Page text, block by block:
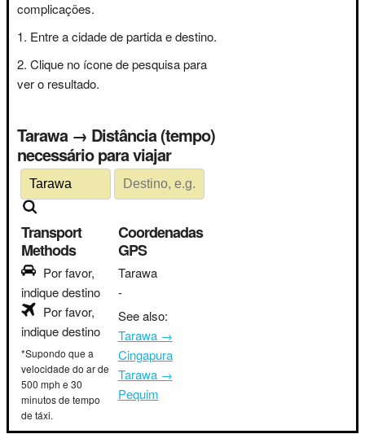
complicações.
Entre a cidade de partida e destino.
Clique no ícone de pesquisa para
ver o resultado.
Tarawa → Distância (tempo)
necessário para viajar
Transport
Methods
Por favor,
indique destino
Por favor,
indique destino
*Supondo que a
velocidade do ar de
500 mph e 30
minutos de tempo
de táxi.
Coordenadas
GPS
Tarawa
-
See also:
Tarawa →
Cingapura
Tarawa →
Pequim